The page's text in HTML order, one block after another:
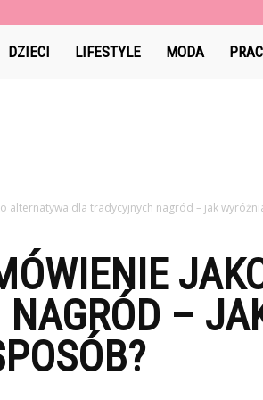
DZIECI LIFESTYLE MODA
alternatywa dla tradycyjnych nagród – jak
NAGRÓD –